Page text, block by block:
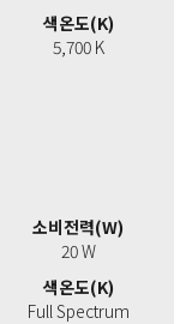
색온도(K)
5,700 K
소비전력(W)
20 W
색온도(K)
Full Spectrum